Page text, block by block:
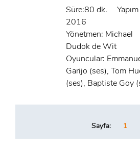
GIRIŞ
ÜYE OL
GIRIŞ
Süre:80 dk.
Yapım
2016
Yönetmen: Michael
Dudok de Wit
Oyuncular:
Garijo (ses), Tom
(ses), Baptiste Goy
Sayfa: 1